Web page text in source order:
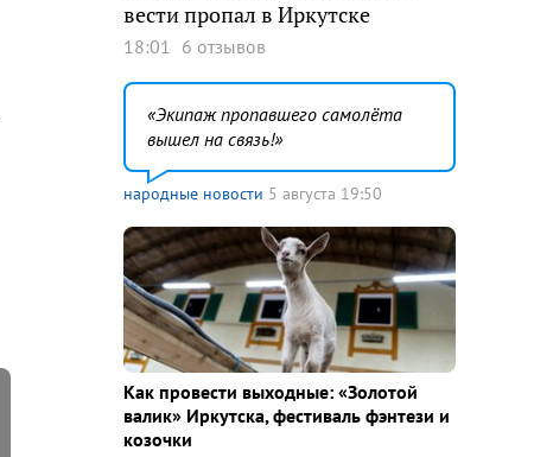
вести пропал в Иркутске
18:01 6 отзывов
Экипаж пропавшего самолёта
вышел на связь!
народные новости 5 августа 19:50
Как провести выходные: «Золотой
валик» Иркутска, фестиваль фэнтези и
козочки